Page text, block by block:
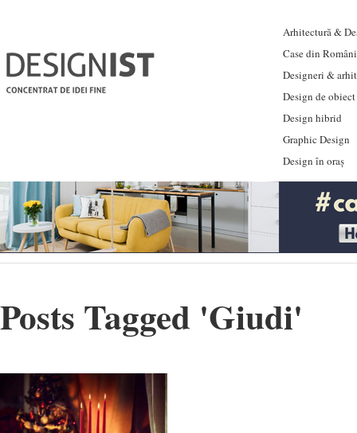
Arhitectură &
Case din
Designeri &
Design de obiect
Design hibrid
Graphic Design
Design în oraș
Posts Tagged 'Giudi'